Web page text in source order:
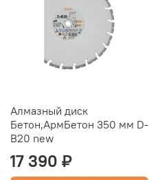
Алмазный диск
Бетон,АрмБетон 350 мм D-
В20 new
17 390 ₽